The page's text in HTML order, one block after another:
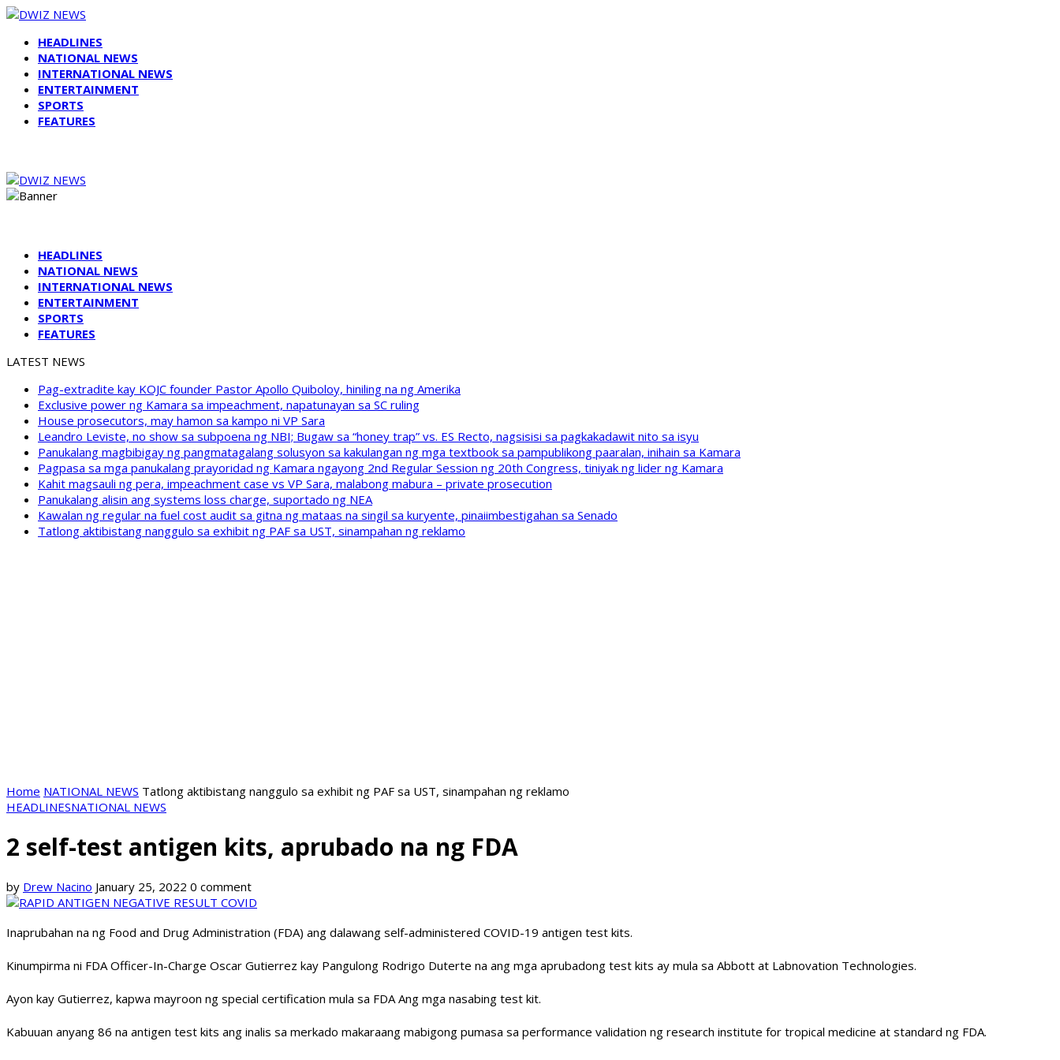
HEADLINES
NATIONAL NEWS
INTERNATIONAL NEWS
ENTERTAINMENT
SPORTS
FEATURES
HEADLINES
NATIONAL NEWS
INTERNATIONAL NEWS
ENTERTAINMENT
SPORTS
FEATURES
LATEST NEWS
Pag-extradite kay KOJC founder Pastor Apollo Quiboloy, hiniling na ng Amerika
Exclusive power ng Kamara sa impeachment, napatunayan sa SC ruling
House prosecutors, may hamon sa kampo ni VP Sara
Leandro Leviste, no show sa subpoena ng NBI; Bugaw sa “honey trap” vs. ES Recto, nagsisisi sa pagkakadawit nito sa isyu
Panukalang magbibigay ng pangmatagalang solusyon sa kakulangan ng mga textbook sa pampublikong paaralan, inihain sa Kamara
Pagpasa sa mga panukalang prayoridad ng Kamara ngayong 2nd Regular Session ng 20th Congress, tiniyak ng lider ng Kamara
Kahit magsauli ng pera, impeachment case vs VP Sara, malabong mabura – private prosecution
Panukalang alisin ang systems loss charge, suportado ng NEA
Kawalan ng regular na fuel cost audit sa gitna ng mataas na singil sa kuryente, pinaiimbestigahan sa Senado
Tatlong aktibistang nanggulo sa exhibit ng PAF sa UST, sinampahan ng reklamo
Home NATIONAL NEWS Tatlong aktibistang nanggulo sa exhibit ng PAF sa UST, sinampahan ng reklamo
HEADLINESNATIONAL NEWS
2 self-test antigen kits, aprubado na ng FDA
by Drew Nacino January 25, 2022 0 comment
Inaprubahan na ng Food and Drug Administration (FDA) ang dalawang self-administered COVID-19 antigen test kits.
Kinumpirma ni FDA Officer-In-Charge Oscar Gutierrez kay Pangulong Rodrigo Duterte na ang mga aprubadong test kits ay mula sa Abbott at Labnovation Technologies.
Ayon kay Gutierrez, kapwa mayroon ng special certification mula sa FDA Ang mga nasabing test kit.
Kabuuan anyang 86 na antigen test kits ang inalis sa merkado makaraang mabigong pumasa sa performance validation ng research institute for tropical medicine at standard ng FDA.